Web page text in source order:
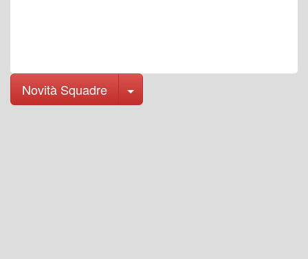
Novità Squadre Toggle Dropdown